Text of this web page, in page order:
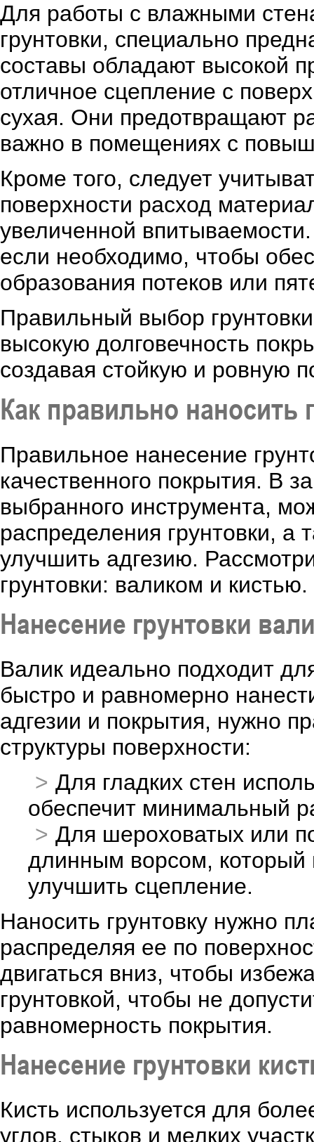
Для работы с влажными
грунтовки, специально
составы обладают высокой
отличное сцепление с
сухая. Они предотвращают
важно в помещениях с
Кроме того, следует
поверхности расход
увеличенной
если необходимо, чтобы
образования потеков или
Правильный выбор
высокую долговечность
создавая стойкую и ровную
Как правильно наносить
Правильное нанесение
качественного покрытия. В
выбранного инструмента,
распределения грунтовки,
улучшить адгезию.
грунтовки: валиком и кистью.
Нанесение грунтовки
Валик идеально подходит
быстро и равномерно
адгезии и покрытия, нужно
структуры поверхности:
Для гладких стен
обеспечит минимальный
Для шероховатых или
длинным ворсом, который
улучшить сцепление.
Наносить грунтовку нужно
распределяя ее по
двигаться вниз, чтобы
грунтовкой, чтобы не
равномерность покрытия.
Нанесение грунтовки
Кисть используется для
углов, стыков и мелких